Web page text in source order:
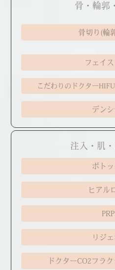
骨・輪郭
骨切り(輪
フェイ
こだわりのドクター
デンシ
注入・肌
ボトッ
ヒアル
リジ
ドクターCO2フラ